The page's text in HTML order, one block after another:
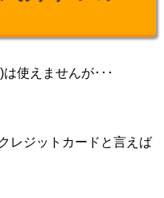
使えませんが･･･
レジットカードと言えば